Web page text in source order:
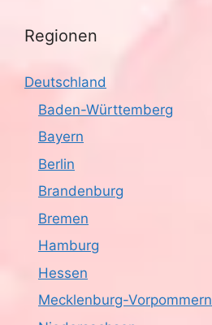
Regionen
Deutschland
Baden-Württemberg
Bayern
Berlin
Brandenburg
Bremen
Hamburg
Hessen
Mecklenburg-Vorpommern